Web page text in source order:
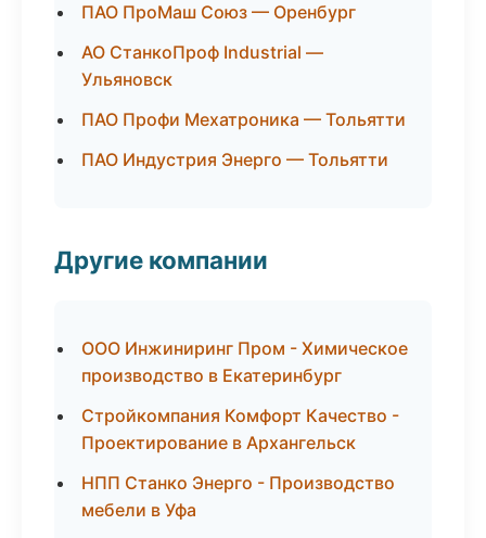
ПАО ПроМаш Союз — Оренбург
АО СтанкоПроф Industrial —
Ульяновск
ПАО Профи Мехатроника — Тольятти
ПАО Индустрия Энерго — Тольятти
Другие компании
ООО Инжиниринг Пром - Химическое
производство в Екатеринбург
Стройкомпания Комфорт Качество -
Проектирование в Архангельск
НПП Станко Энерго - Производство
мебели в Уфа